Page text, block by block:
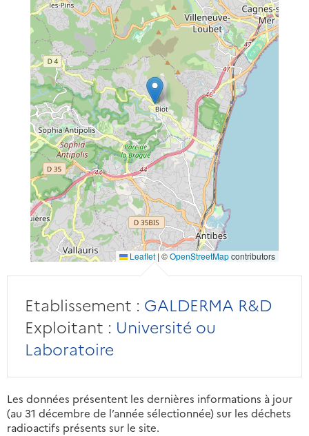
Leaflet |©OpenStreetMapcontributors
Etablissement : GALDERMA R&D
Exploitant : Université ou
Laboratoire
Les données présentent les dernières informations à jour
(au 31 décembre de l’année sélectionnée) sur les déchets
radioactifs présents sur le site.